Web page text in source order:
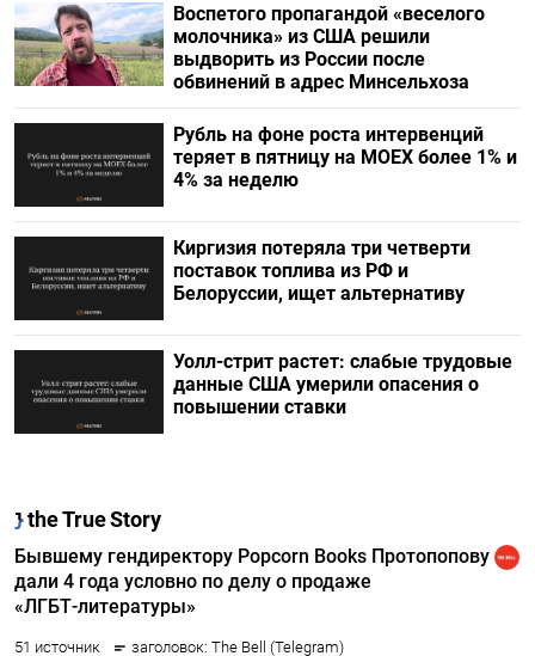
Воспетого пропагандой «веселого
молочника» из США решили
выдворить из России после
обвинений в адрес Минсельхоза
Рубль на фоне роста интервенций
теряет в пятницу на МОЕХ более 1% и
4% за неделю
Киргизия потеряла три четверти
поставок топлива из РФ и
Белоруссии, ищет альтернативу
Уолл-стрит растет: слабые трудовые
данные США умерили опасения о
повышении ставки